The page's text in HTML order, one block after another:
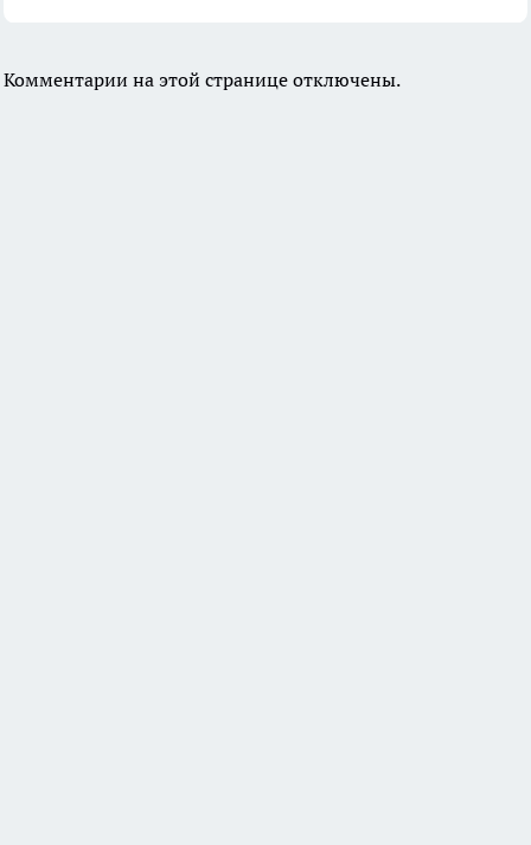
Комментарии на этой странице отключены.